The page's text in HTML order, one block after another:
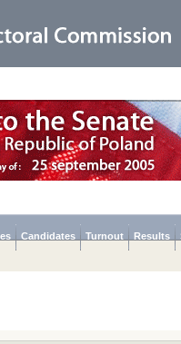
Candidates Turnout Results